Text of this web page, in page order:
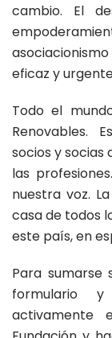
cambio. El
eficaz y
Todo el
Renovables.
socios y socias
las
nuestra voz.
casa de todos
este país, en
Para sumarse
formulario